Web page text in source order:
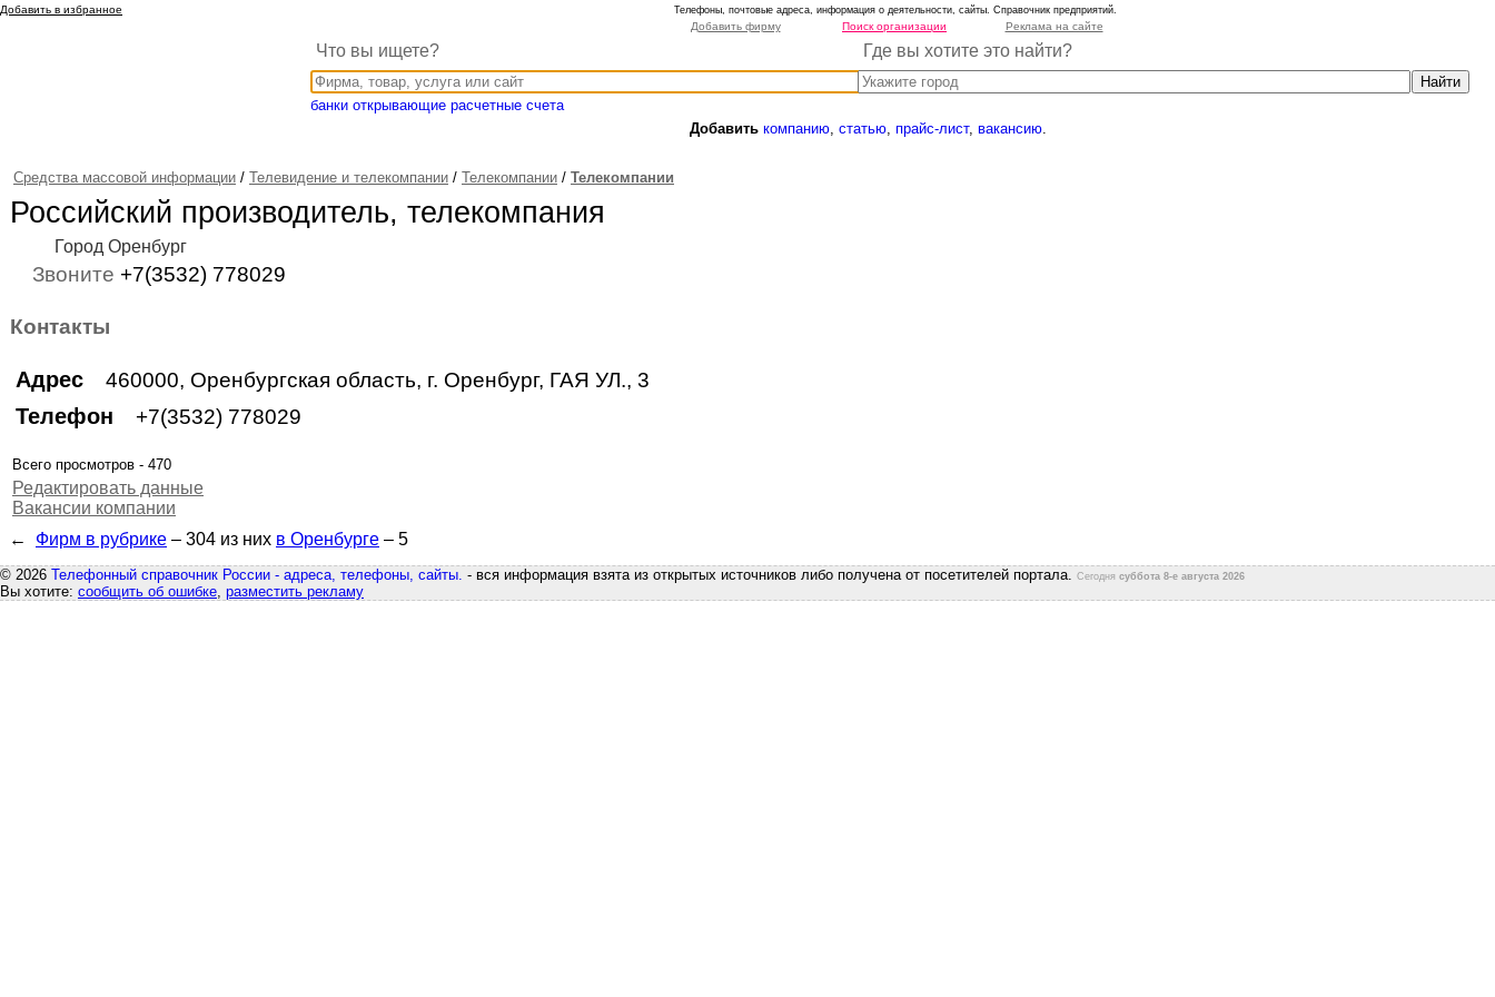
Добавить в избранное Телефоны, почтовые адреса, информация о деятельности, сайты. Справочник предприятий.
Добавить фирму Поиск организации Реклама на сайте
Что вы ищете? Где вы хотите это найти?
банки открывающие расчетные счета
Добавить компанию, статью, прайс-лист, вакансию.
Cредства массовой информации / Телевидение и телекомпании / Телекомпании / Телекомпании
Российский производитель, телекомпания
Город Оренбург
Звоните +7(3532) 778029
Контакты
Адрес 460000, Оренбургская область, г. Оренбург, ГАЯ УЛ., 3
Телефон +7(3532) 778029
Всего просмотров - 470
Редактировать данные
Вакансии компании
← Фирм в рубрике – 304 из них в Оренбурге – 5
© 2026 Телефонный справочник России - адреса, телефоны, сайты. - вся информация взята из открытых источников либо получена от посетителей портала. Сегодня суббота 8-е августа 2026
Вы хотите: сообщить об ошибке, разместить рекламу